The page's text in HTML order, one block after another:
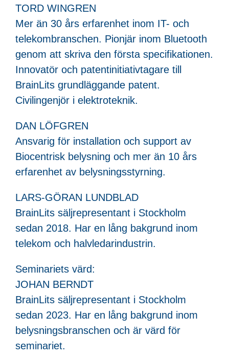
TORD WINGREN
Mer än 30 års erfarenhet inom IT- och
telekombranschen. Pionjär inom Bluetooth
genom att skriva den första specifikationen.
Innovatör och patentinitiativtagare till
BrainLits grundläggande patent.
Civilingenjör i elektroteknik.
DAN LÖFGREN
Ansvarig för installation och support av
Biocentrisk belysning och mer än 10 års
erfarenhet av belysningsstyrning.
LARS-GÖRAN LUNDBLAD
BrainLits säljrepresentant i Stockholm
sedan 2018. Har en lång bakgrund inom
telekom och halvledarindustrin.
Seminariets värd:
JOHAN BERNDT
BrainLits säljrepresentant i Stockholm
sedan 2023. Har en lång bakgrund inom
belysningsbranschen och är värd för
seminariet.